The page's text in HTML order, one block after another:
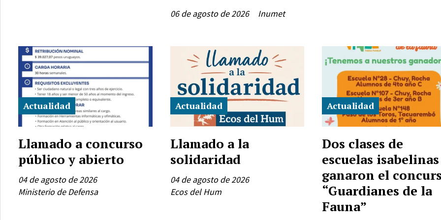
Inumet
06 de agosto de 2026
Llamado a concurso
público y abierto
Ministerio de Defensa
Actualidad
04 de agosto de 2026
Llamado a la
solidaridad
Ecos del Hum
Actualidad
04 de agosto de 2026
Dos clases de
escuelas isabelinas
ganaron el
“Guardianes de la
Fauna”
Actualidad